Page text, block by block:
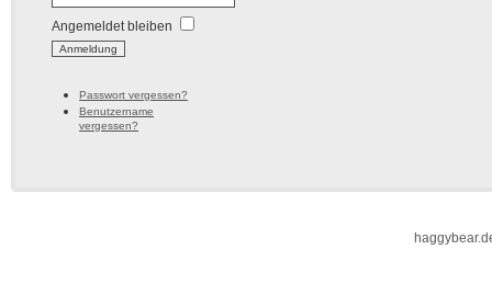
Angemeldet bleiben
Passwort vergessen?
Benutzername
vergessen?